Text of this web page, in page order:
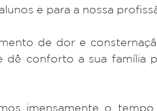
e para a nossa
de dor e
dê conforto a sua família
imensamente o